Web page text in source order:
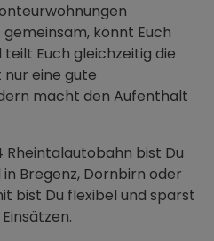
könnt Euch
Euch gleichzeitig die
eine gute
macht den Aufenthalt
Rheintalautobahn bist Du
Bregenz, Dornbirn oder
bist Du flexibel und sparst